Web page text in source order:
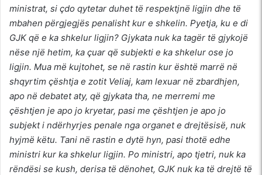
ministrat, si çdo qytetar duhet të respektjnë ligjin dhe të
mbahen përgjegjës penalisht kur e shkelin. Pyetja, ku e di
GJK që e ka shkelur ligjin? Gjykata nuk ka tagër të gjykojë
nëse një hetim, ka çuar që subjekti e ka shkelur ose jo
ligjin. Mua më kujtohet, se në rastin kur është marrë në
shqyrtim çështja e zotit Veliaj, kam lexuar në zbardhjen,
apo në debatet aty, që gjykata tha, ne merremi me
çështjen je apo jo kryetar, pasi me çështjen je apo jo
subjekt i ndërhyrjes penale nga organet e drejtësisë, nuk
hyjmë këtu. Tani në rastin e dytë hyn, pasi thotë edhe
ministri kur ka shkelur ligjin. Po ministri, apo tjetri, nuk ka
rëndësi se kush, derisa të dënohet, GJK nuk ka të drejtë të